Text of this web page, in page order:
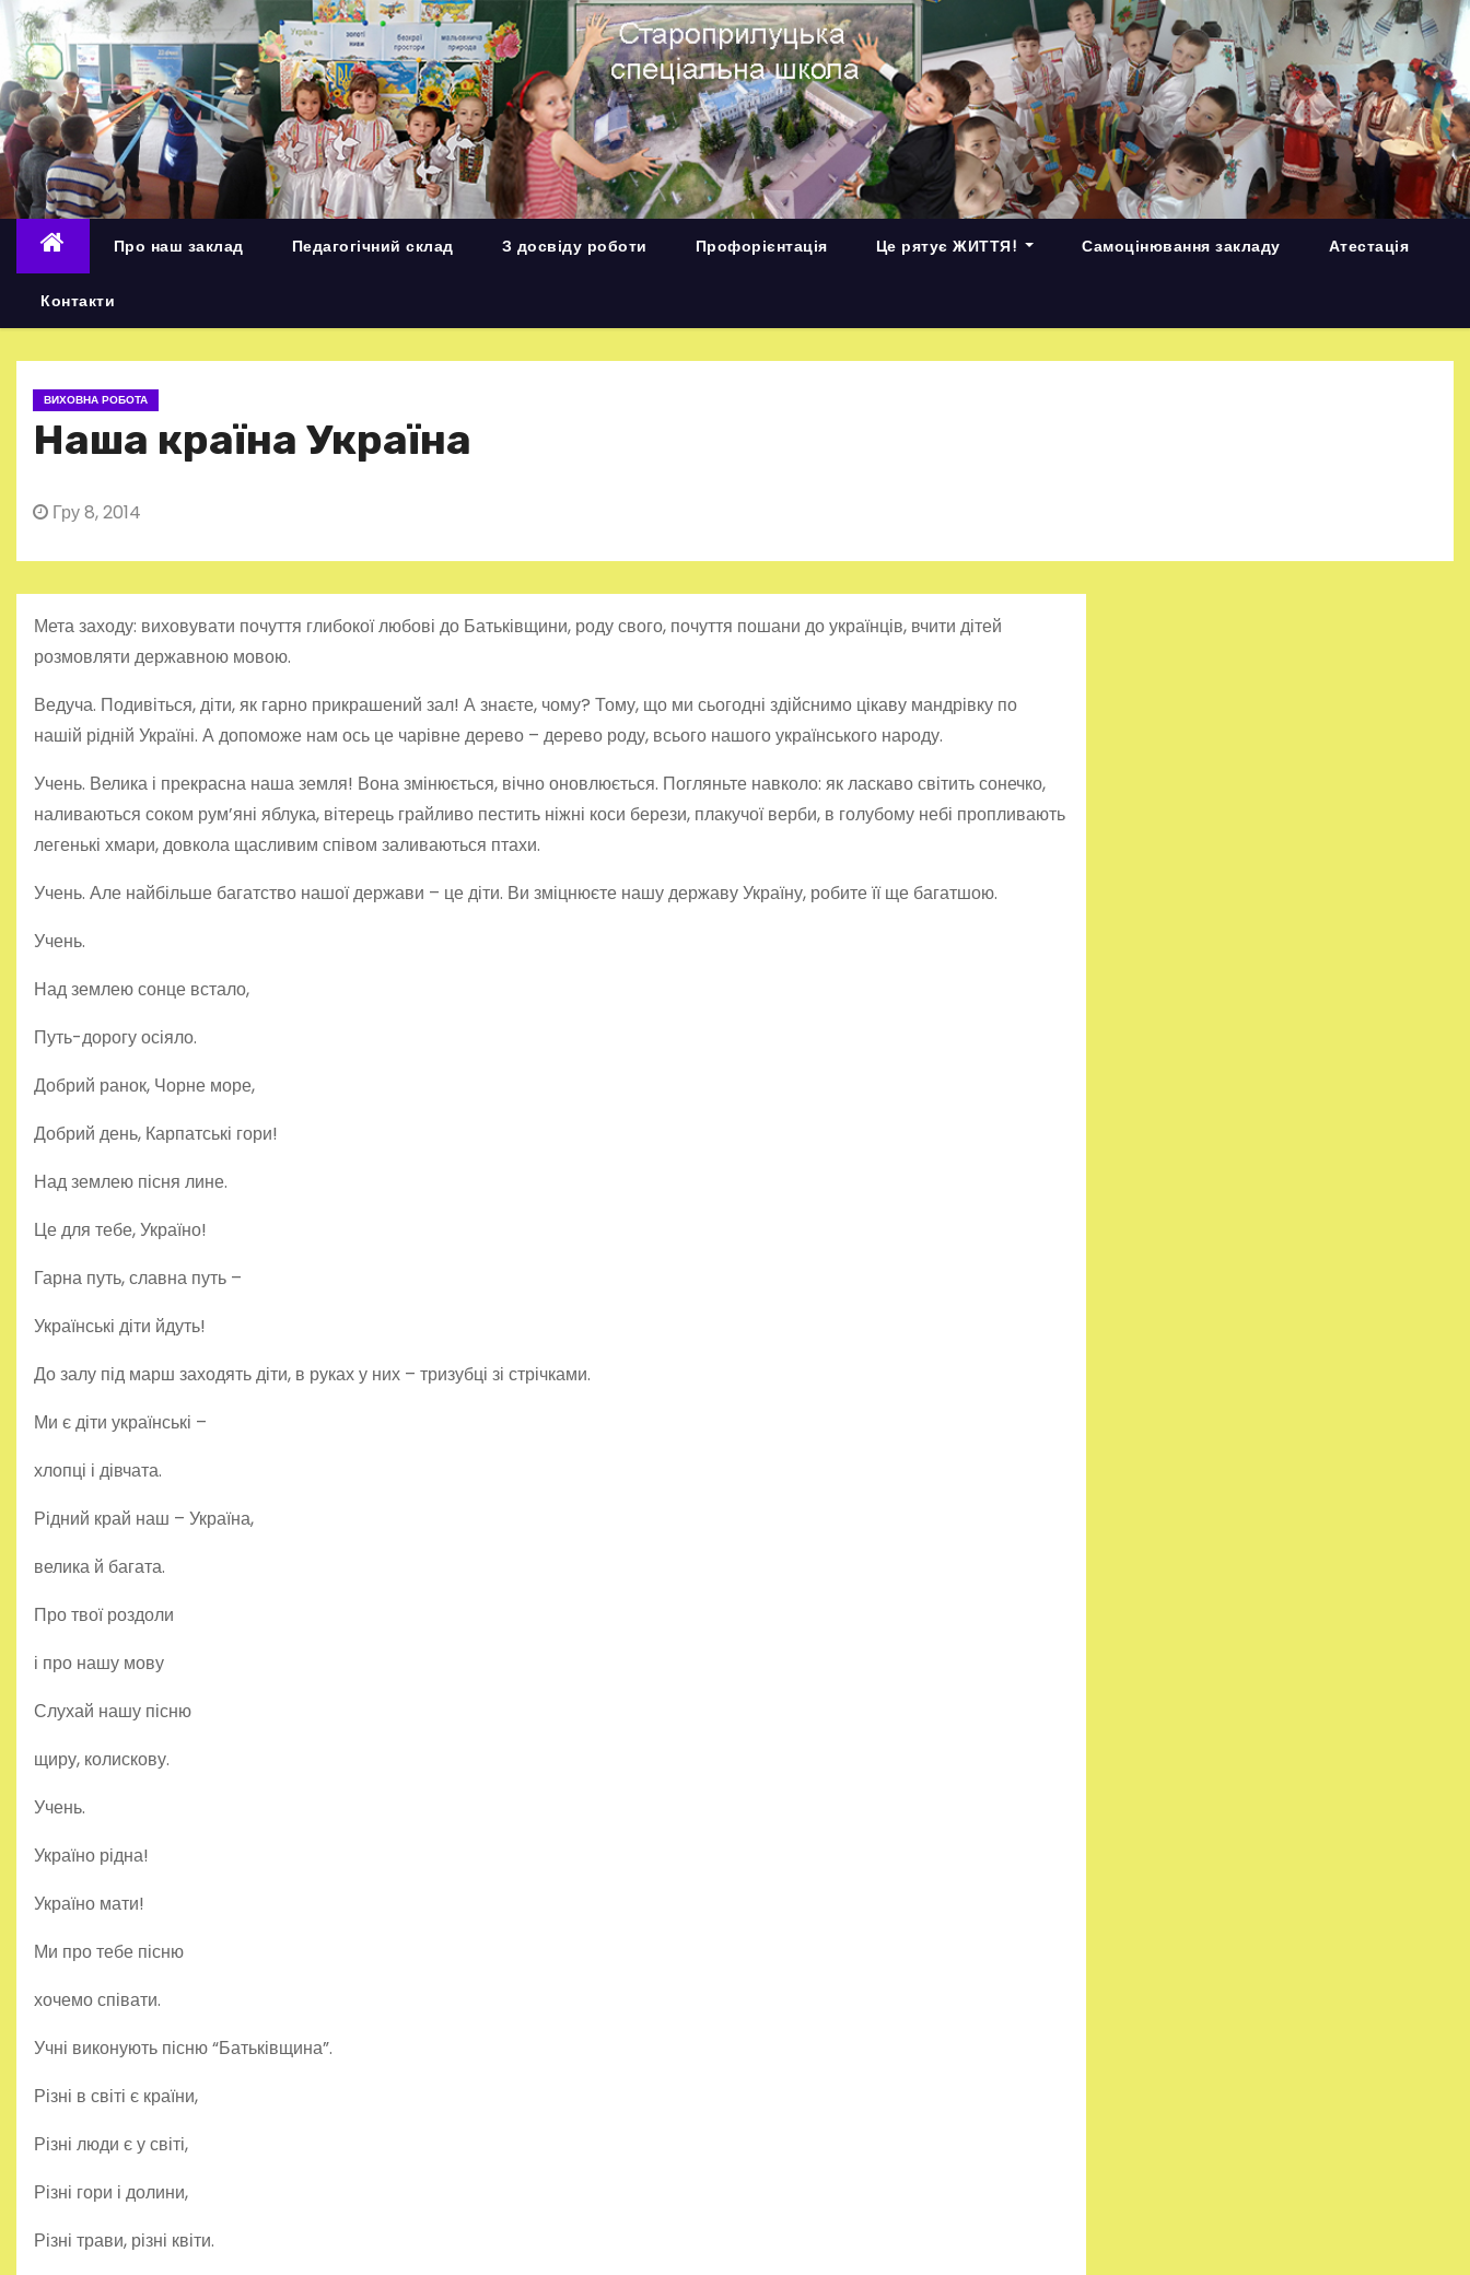
р
е
й
т
Про наш заклад Педагогічний склад З досвіду роботи Профорієнтація Це рятує ЖИТТЯ! Самоцінювання закладу Атестація
Контакти
ВИХОВНА РОБОТА
Наша країна Україна
Гру 8, 2014
Мета заходу: виховувати почуття глибокої любові до Батьківщини, роду свого, почуття пошани до українців, вчити дітей
розмовляти державною мовою.
Ведуча. Подивіться, діти, як гарно прикрашений зал! А знаєте, чому? Тому, що ми сьогодні здійснимо цікаву мандрівку по
нашій рідній Україні. А допоможе нам ось це чарівне дерево – дерево роду, всього нашого українського народу.
Учень. Велика і прекрасна наша земля! Вона змінюється, вічно оновлюється. Погляньте навколо: як ласкаво світить сонечко,
наливаються соком рум’яні яблука, вітерець грайливо пестить ніжні коси берези, плакучої верби, в голубому небі пропливають
легенькі хмари, довкола щасливим співом заливаються птахи.
Учень. Але найбільше багатство нашої держави – це діти. Ви зміцнюєте нашу державу Україну, робите її ще багатшою.
Учень.
Над землею сонце встало,
Путь-дорогу осіяло.
Добрий ранок, Чорне море,
Добрий день, Карпатські гори!
Над землею пісня лине.
Це для тебе, Україно!
Гарна путь, славна путь –
Українські діти йдуть!
До залу під марш заходять діти, в руках у них – тризубці зі стрічками.
Ми є діти українські –
хлопці і дівчата.
Рідний край наш – Україна,
велика й багата.
Про твої роздоли
і про нашу мову
Слухай нашу пісню
щиру, колискову.
Учень.
Україно рідна!
Україно мати!
Ми про тебе пісню
хочемо співати.
Учні виконують пісню “Батьківщина”.
Різні в світі є країни,
Різні люди є у світі,
Різні гори і долини,
Різні трави, різні квіти.